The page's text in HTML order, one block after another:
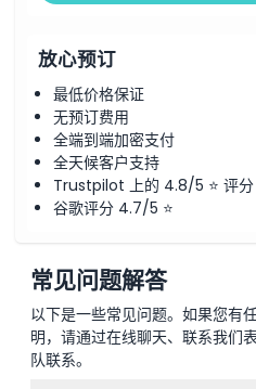
放心预订
最低价格保证
无预订费用
全端到端加密支付
全天候客户支持
Trustpilot 上的 4.8/5 ⭐ 评分
谷歌评分 4.7/5 ⭐
常见问题解答
以下是一些常见问题。如果您有
明，请通过在线聊天、联系我们
队联系。